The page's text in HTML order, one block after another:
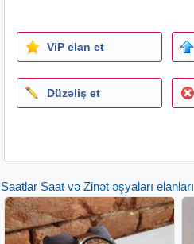
ViP elan et
Düzəliş et
Saatlar Saat və Zinət əşyaları elanları